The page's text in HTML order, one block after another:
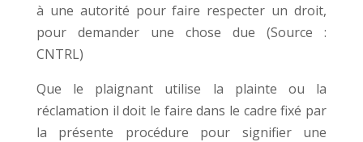
à une autorité pour faire respecter un droit,
pour demander une chose due (Source :
CNTRL)
Que le plaignant utilise la plainte ou la
réclamation il doit le faire dans le cadre fixé par
la présente procédure pour signifier une